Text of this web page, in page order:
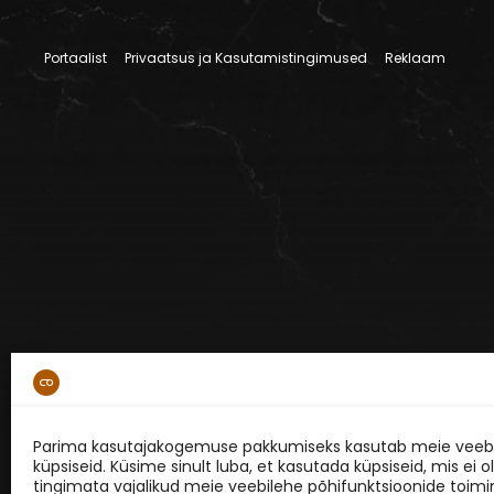
Parima kasutajakogemuse pakkumiseks kasutab meie
küpsiseid. Küsime sinult luba, et kasutada küpsiseid, mis ei
tingimata vajalikud meie veebilehe põhifunktsioonide
Portaalist Privaatsus ja Kasutamistingimused Reklaam